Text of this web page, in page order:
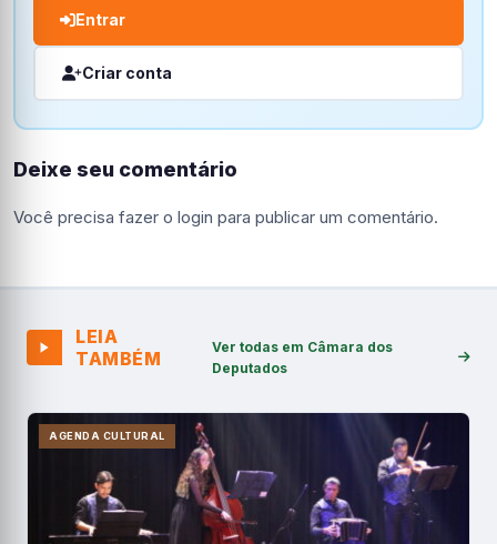
Entrar
Criar conta
Deixe seu comentário
Você precisa fazer o login para publicar um comentário.
LEIA
TAMBÉM
Ver todas em Câmara dos
Deputados
AGENDA CULTURAL